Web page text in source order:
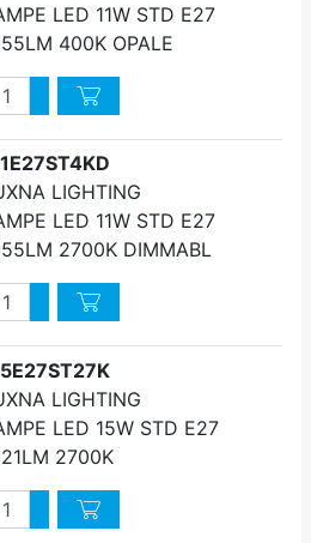
LED 11W STD E27
400K OPALE
Augmenter quantité
Diminuer quantité
LIGHTING
LED 11W STD E27
2700K DIMMABL
Augmenter quantité
Diminuer quantité
LIGHTING
LED 15W STD E27
2700K
Augmenter quantité
Diminuer quantité